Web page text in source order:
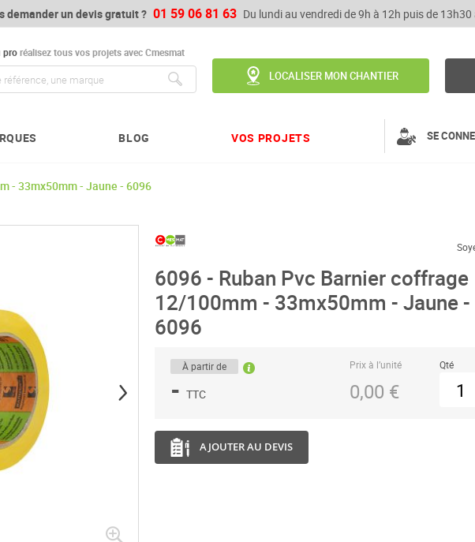
demander un devis gratuit ? 01 59 06 81 63 Du lundi au vendredi de 9h à 12h puis de
proréalisez tous vos projets avec Cmesmat
LOCALISER MON CHANTIER
BLOG VOS PROJETS SE
- 33mx50mm - Jaune - 6096
6096 - Ruban Pvc Barnier coffrage
12/100mm - 33mx50mm - Jaune -
6096
À partir de
- TTC
Prix à l’unité
0,00 €
Qté
AJOUTER AU DEVIS